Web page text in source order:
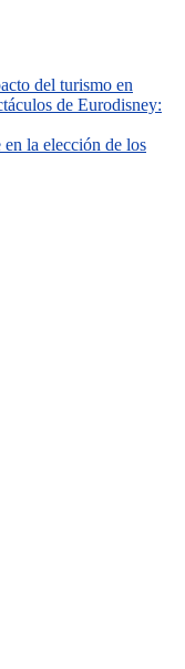
del turismo en
de Eurodisney:
la elección de los